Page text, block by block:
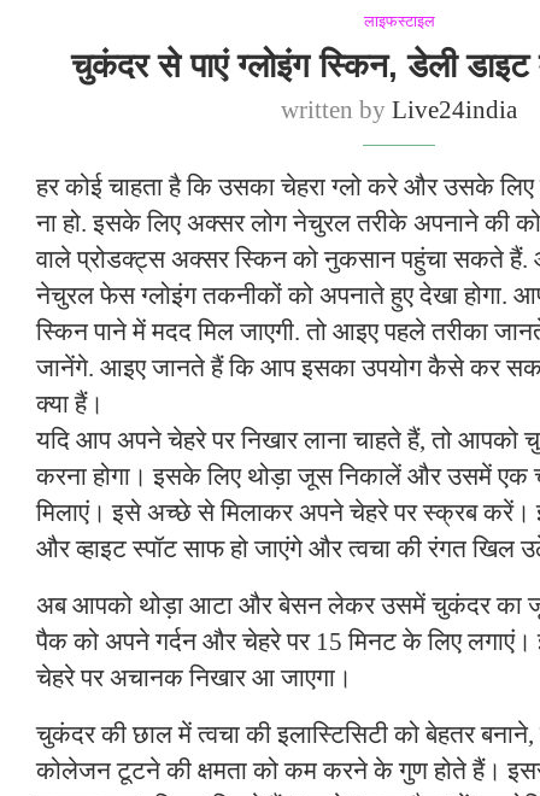
लाइफस्टाइल
चुकंदर से पाएं ग्लोइंग स्किन, डेली डाइट
written byLive24india
हर कोई चाहता है कि उसका चेहरा ग्लो करे और उसके
ना हो. इसके लिए अक्सर लोग नेचुरल तरीके अपनाने की
वाले प्रोडक्ट्स अक्सर स्किन को नुकसान पहुंचा सकते
नेचुरल फेस ग्लोइंग तकनीकों को अपनाते हुए देखा होगा.
स्किन पाने में मदद मिल जाएगी. तो आइए पहले तरीका
जानेंगे. आइए जानते हैं कि आप इसका उपयोग कैसे कर
क्या हैं।
यदि आप अपने चेहरे पर निखार लाना चाहते हैं, तो
करना होगा। इसके लिए थोड़ा जूस निकालें और उसमें एक
मिलाएं। इसे अच्छे से मिलाकर अपने चेहरे पर स्क्रब
और व्हाइट स्पॉट साफ हो जाएंगे और त्वचा की रंगत खिल
अब आपको थोड़ा आटा और बेसन लेकर उसमें चुकंदर का
पैक को अपने गर्दन और चेहरे पर 15 मिनट के लिए
चेहरे पर अचानक निखार आ जाएगा।
चुकंदर की छाल में त्वचा की इलास्टिसिटी को बेहतर
कोलेजन टूटने की क्षमता को कम करने के गुण होते हैं।